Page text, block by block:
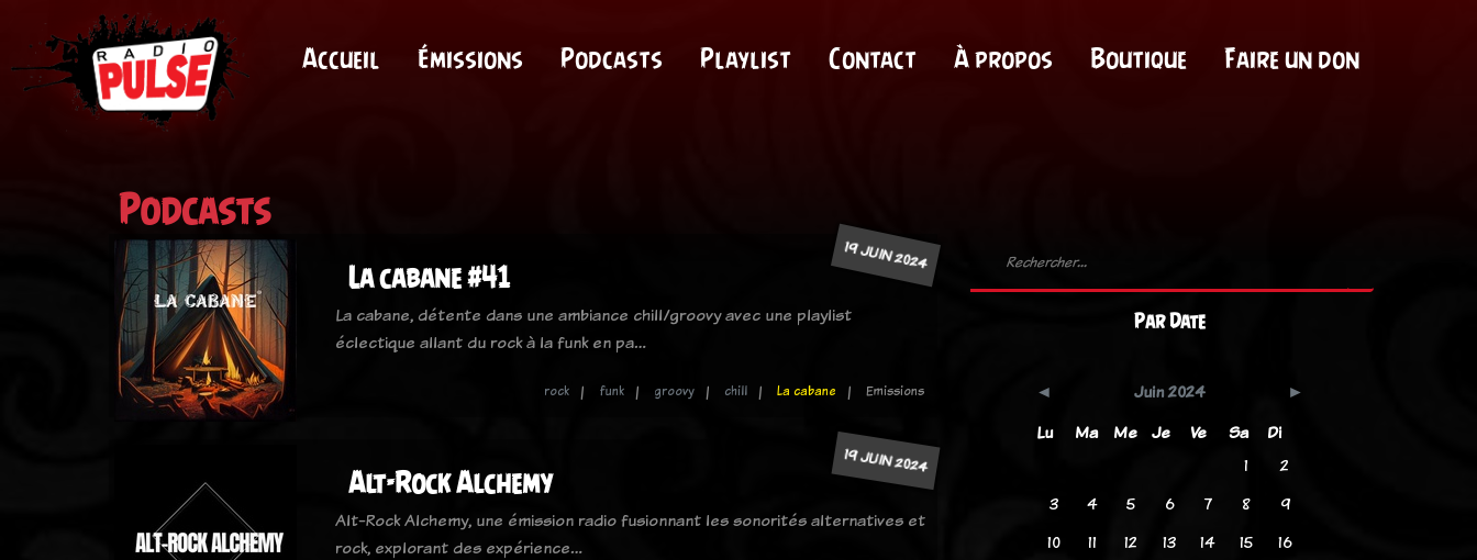
Accueil Émissions Podcasts Playlist Contact À propos Boutique Faire un don
Podcasts
19 JUIN 2024
La cabane #41
La cabane, détente dans une ambiance chill/groovy avec une playlist
éclectique allant du rock à la funk en pa…
rock funk groovy chill La cabane Emissions
19 JUIN 2024
Alt-Rock Alchemy
Alt-Rock Alchemy, une émission radio fusionnant les sonorités alternatives et
rock, explorant des expérience…
Par Date
Juin 2024
Lu
Ma Me Je Ve Sa
Di
1
2
3
4 5 6 7 8
9
10
11 12 13 14 15
16